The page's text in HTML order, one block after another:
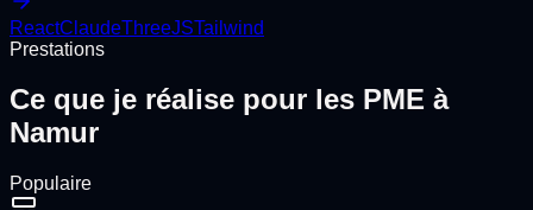
ReactClaudeThreeJSTailwind
Prestations
Ce que je réalise pour les PME à
Namur
Populaire